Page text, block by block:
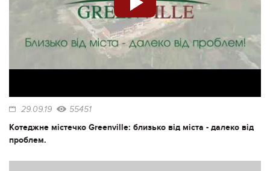
29.09.19 55451
Котеджне містечко Greenville: близько від міста - далеко від
проблем.